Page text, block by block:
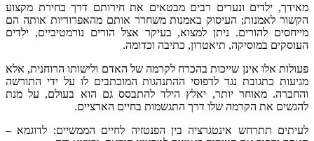
מאידך, ילדים ונערים רבים מבטאים את חירותם דרך בחירת מקצוע
הקשור לאמנות; העיסוק באמנות משחרר אותם מהאפרוריות אותה הם
מייחסים להורים. ניתן למצוא, בעיקר אצל הורים נורמטיביים, ילדים
העוסקים במוסיקה, תיאטרון, כתיבה וכדומה.
פעולות אלו אינן שייכות בהכרח לקרמה של האדם ולישותו הרוחנית, אלא
מגיעות כתגובת נגד לדפוסי ההתנהגות המוכתבים לו על ידי התורשה
והחברה. מאוחר יותר, יאלץ הילד להתבסס גם הוא בעולם, על מנת
להגשים את הקרמה שלו דרך התגשמות בחיים הארציים.
לעיתים תתרחש אינטגרציה בין הפנטזיה לחיים הממשיים: לדוגמא –